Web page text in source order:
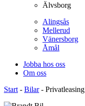
Älvsborg
Alingsås
Mellerud
Vänersborg
Åmål
Jobba hos oss
Om oss
Start - Bilar- Privatleasing